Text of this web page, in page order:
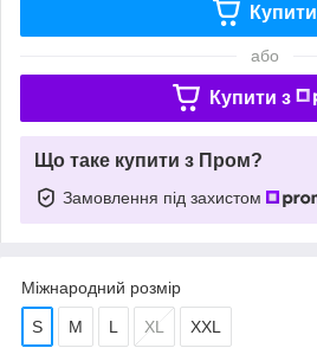
Купити
або
Купити з
Що таке купити з Пром?
Замовлення під захистом
Міжнародний розмір
S M L XL XXL